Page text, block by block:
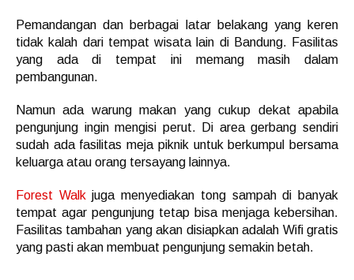
Pemandangan dan berbagai latar belakang yang keren
tidak kalah dari tempat wisata lain di Bandung. Fasilitas
yang ada di tempat ini memang masih dalam
pembangunan.
Namun ada warung makan yang cukup dekat apabila
pengunjung ingin mengisi perut. Di area gerbang sendiri
sudah ada fasilitas meja piknik untuk berkumpul bersama
keluarga atau orang tersayang lainnya.
Forest Walkjuga menyediakan tong sampah di banyak
tempat agar pengunjung tetap bisa menjaga kebersihan.
Fasilitas tambahan yang akan disiapkan adalah Wifi gratis
yang pasti akan membuat pengunjung semakin betah.